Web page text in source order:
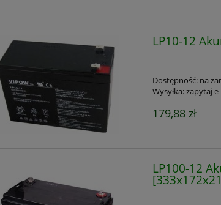
LP10-12
Dostępność: na
Wysyłka:zapytaj
179,88 zł
LP100-12